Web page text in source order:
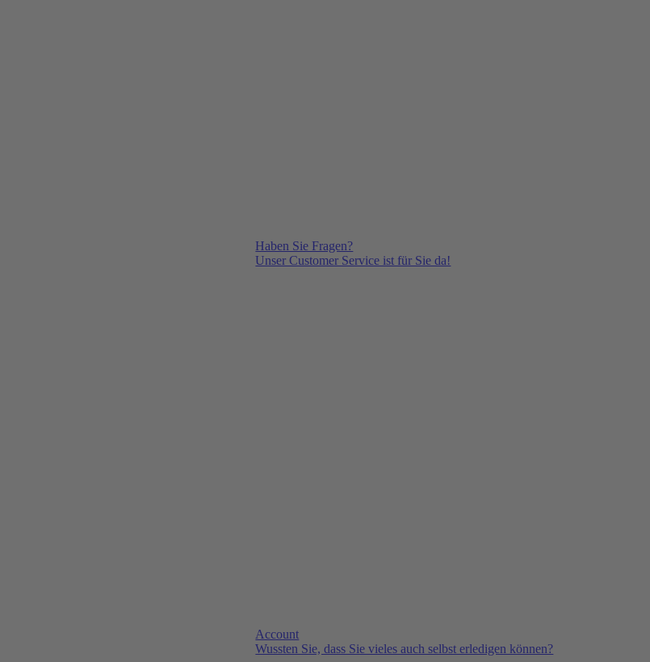
Haben Sie Fragen?
Unser Customer Service ist für Sie da!
Account
Wussten Sie, dass Sie vieles auch selbst erledigen können?